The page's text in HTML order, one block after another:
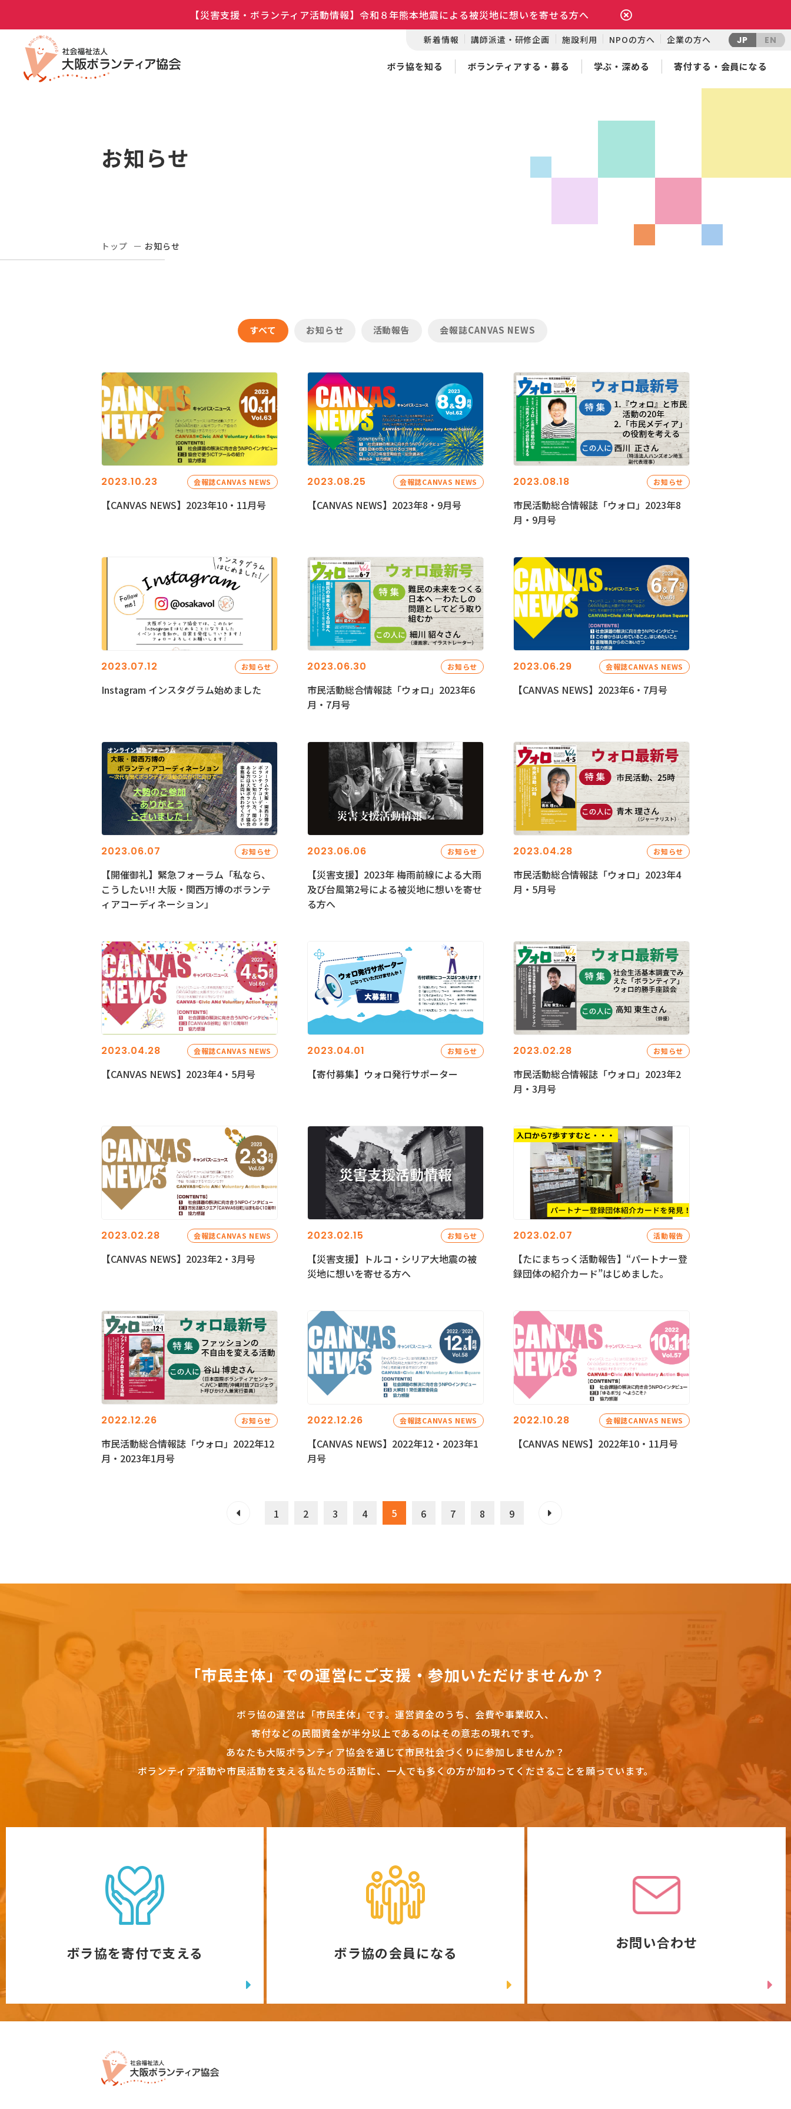
【災害支援・ボランティア活動情報】令和８年熊本地震による被災地に想いを寄せる方へ
新着情報 講師派遣・研修企画 施設利用 NPOの方へ 企業の方へ JP EN
ボラ協を知る ボランティアする・募る 学ぶ・深める 寄付する・会員になる
お知らせ
トップ お知らせ
すべて お知らせ 活動報告 会報誌CANVAS NEWS
2023.10.23 会報誌CANVAS NEWS
【CANVAS NEWS】2023年10・11月号
2023.08.25 会報誌CANVAS NEWS
【CANVAS NEWS】2023年8・9月号
2023.08.18 お知らせ
市民活動総合情報誌「ウォロ」2023年8
月・9月号
2023.07.12 お知らせ
Instagram インスタグラム始めました
2023.06.30 お知らせ
市民活動総合情報誌「ウォロ」2023年6
月・7月号
2023.06.29 会報誌CANVAS NEWS
【CANVAS NEWS】2023年6・7月号
2023.06.07 お知らせ
【開催御礼】緊急フォーラム「私なら、
こうしたい!! 大阪・関西万博のボランテ
ィアコーディネーション」
2023.06.06 お知らせ
【災害支援】2023年 梅雨前線による大雨
及び台風第2号による被災地に想いを寄せ
る方へ
2023.04.28 お知らせ
市民活動総合情報誌「ウォロ」2023年4
月・5月号
2023.04.28 会報誌CANVAS NEWS
【CANVAS NEWS】2023年4・5月号
2023.04.01 お知らせ
【寄付募集】ウォロ発行サポーター
2023.02.28 お知らせ
市民活動総合情報誌「ウォロ」2023年2
月・3月号
2023.02.28 会報誌CANVAS NEWS
【CANVAS NEWS】2023年2・3月号
2023.02.15 お知らせ
【災害支援】トルコ・シリア大地震の被
災地に想いを寄せる方へ
2023.02.07 活動報告
【たにまちっく活動報告】“パートナー登
録団体の紹介カード”はじめました。
2022.12.26 お知らせ
市民活動総合情報誌「ウォロ」2022年12
月・2023年1月号
2022.12.26 会報誌CANVAS NEWS
【CANVAS NEWS】2022年12・2023年1
月号
2022.10.28 会報誌CANVAS NEWS
【CANVAS NEWS】2022年10・11月号
1 2 3 4 5 6 7 8 9
「市民主体」での運営にご支援・参加いただけませんか？
ボラ協の運営は「市民主体」です。 運営資金のうち、会費や事業収入、
寄付などの民間資金が半分以上であるのはその意志の現れです。
あなたも大阪ボランティア協会を通じて市民社会づくりに参加しませんか？
ボランティア活動や市民活動を支える私たちの活動に、一人でも多くの方が加わってくださることを願っています。
ボラ協を寄付で支える ボラ協の会員になる
お問い合わせ